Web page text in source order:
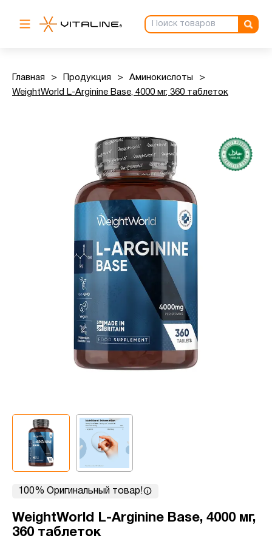
Главная > Продукция > Аминокислоты
>
WeightWorld L-Arginine Base, 4000 мг, 360 таблеток
100% Оригинальный товар!
WeightWorld L-Arginine Base, 4000 мг,
360 таблеток